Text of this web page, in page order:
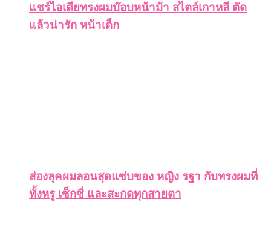
แชร์ไอเดียทรงผมบ๊อบหน้าม้า สไตล์เกาหลี ตัด
แล้วน่ารัก หน้าเด็ก
ส่องลุคผมลอนสุดแซ่บของ หญิง รฐา กับทรงผมที่
ทั้งหรู เซ็กซี่ และสะกดทุกสายตา